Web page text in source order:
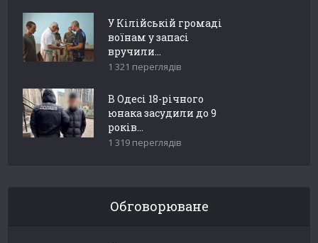
У Кілійській громаді
воїнам у запасі
вручили...
1 321 переглядів
В Одесі 18-річного
юнака засудили до 9
років...
1 319 переглядів
Обговорюване